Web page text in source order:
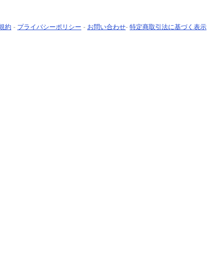
約 - プライバシーポリシー - お問い合わせ- 特定商取引法に基づく表示